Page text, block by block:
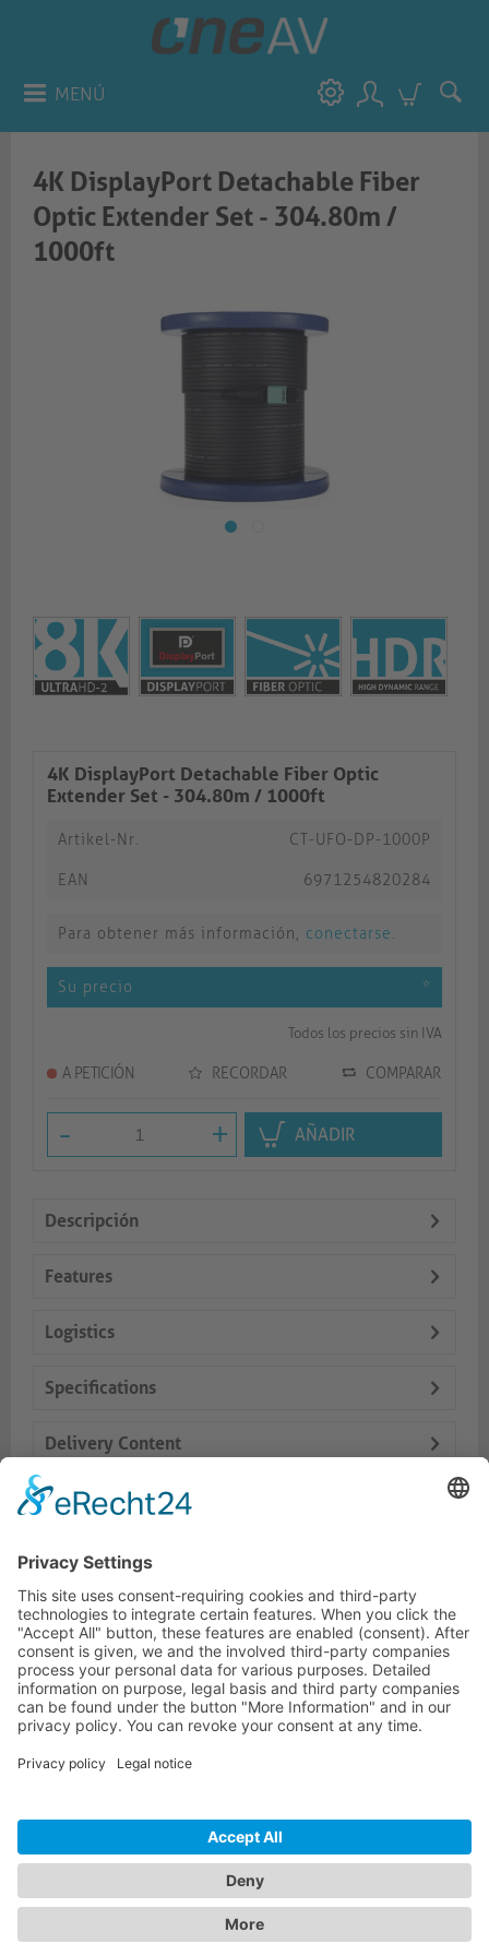
MENÚ
4K DisplayPort Detachable Fiber
Optic Extender Set - 304.80m /
1000ft
4K DisplayPort Detachable Fiber Optic
Extender Set - 304.80m / 1000ft
Artikel-Nr. CT-UFO-DP-1000P
EAN 6971254820284
Para obtener más información, conectarse.
Su precio *
Todos los precios sin IVA
A PETICIÓN RECORDAR COMPARAR
- + AÑADIR
Descripción
Features
Logistics
Specifications
Delivery Content
Dokumente
Productos similares
LÍNEA DIRECTA DE ASISTENCIA TÉCNICA
ONEAV.EU
BOLETÍN DE NOTICIAS